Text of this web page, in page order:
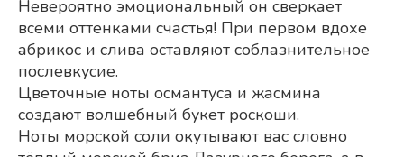
Невероятно эмоциональный он сверкает
всеми оттенками счастья! При первом вдохе
абрикос и слива оставляют соблазнительное
послевкусие.
Цветочные ноты османтуса и жасмина
создают волшебный букет роскоши.
Ноты морской соли окутывают вас словно